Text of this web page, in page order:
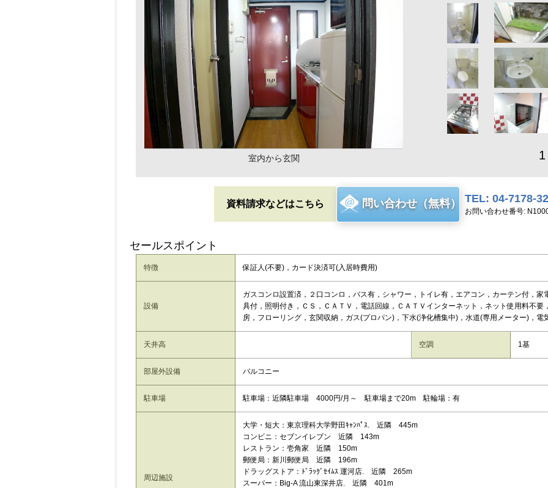
室内から玄関
資料請求などはこちら 問い合わせ（無料） TEL: 04-7178-
お問い合わせ番号:
セールスポイント
特徴 保証人(不要)，カード決済可(入居時費用)
設備
ガスコンロ設置済，２口コンロ，バス有，シャワー，トイレ有，エアコン，カーテン付，
具付，照明付き，ＣＳ，ＣＡＴＶ，電話回線，ＣＡＴＶインターネット，ネット使用料不要
房，フローリング，玄関収納，ガス(プロパン)，下水(浄化槽集中)，水道(専用メーター)，電
天井高 空調 1基
部屋外設備 バルコニー
駐車場 駐車場：近隣駐車場 4000円/月～ 駐車場まで20m 駐輪場：有
周辺施設
大学・短大：東京理科大学野田ｷｬﾝﾊﾟｽ. 近隣 445m
コンビニ：セブンイレブン 近隣 143m
レストラン：壱角家 近隣 150m
郵便局：新川郵便局 近隣 196m
ドラッグストア：ﾄﾞﾗｯｸﾞｾｲﾑｽ 運河店. 近隣 265m
スーパー：Big-A 流山東深井店. 近隣 401m